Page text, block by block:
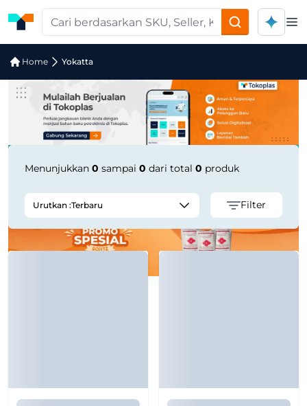
Home Yokatta
Jual Yokatta | Supplier Terpercaya
Menunjukkan 0 sampai 0 dari total 0 produk
Urutkan :Terbaru Filter